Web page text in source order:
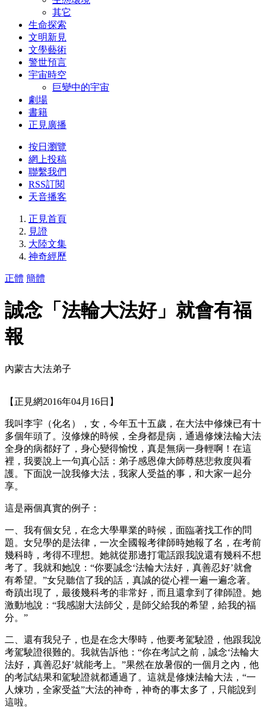
其它
生命探索
文明新見
文學藝術
警世預言
宇宙時空
巨變中的宇宙
劇場
書籍
正見廣播
按日瀏覽
網上投稿
聯繫我們
RSS訂閱
天音播客
正見首頁
見證
大陸文集
神奇經歷
正體 簡體
誠念「法輪大法好」就會有福
報
內蒙古大法弟子
【正見網2016年04月16日】
我叫李宇（化名），女，今年五十五歲，在大法中修煉已有十
多個年頭了。沒修煉的時候，全身都是病，通過修煉法輪大法
全身的病都好了，身心變得愉悅，真是無病一身輕啊！在這
裡，我要說上一句真心話：弟子感恩偉大師尊慈悲救度與看
護。下面說一說我修大法，我家人受益的事，和大家一起分
享。
這是兩個真實的例子：
一、我有個女兒，在念大學畢業的時候，面臨著找工作的問
題。女兒學的是法律，一次全國報考律師時她報了名，在考前
幾科時，考得不理想。她就從那邊打電話跟我說還有幾科不想
考了。我就和她說：“你要誠念‘法輪大法好，真善忍好’就會
有希望。”女兒聽信了我的話，真誠的從心裡一遍一遍念著。
奇蹟出現了，最後幾科考的非常好，而且還拿到了律師證。她
激動地說：“我感謝大法師父，是師父給我的希望，給我的福
分。”
二、還有我兒子，也是在念大學時，他要考駕駛證，他跟我說
考駕駛證很難的。我就告訴他：“你在考試之前，誠念‘法輪大
法好，真善忍好’就能考上。”果然在放暑假的一個月之內，他
的考試結果和駕駛證就都通過了。這就是修煉法輪大法，“一
人煉功，全家受益”大法的神奇，神奇的事太多了，只能說到
這啦。